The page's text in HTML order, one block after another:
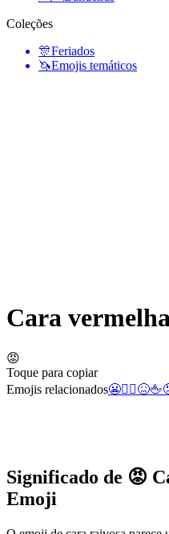
Coleções
🎊Feriados
🦄Emojis temáticos
Cara
😡
Toque para copiar
Emojis relacionados😬🙎‍♀️😖🖕
Significado de 😡
Emoji